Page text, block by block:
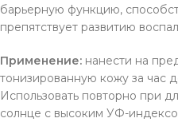
барьерную функцию,
препятствует развитию
Применение: нанести на
тонизированную кожу за час
Использовать повторно при
солнце с высоким УФ-